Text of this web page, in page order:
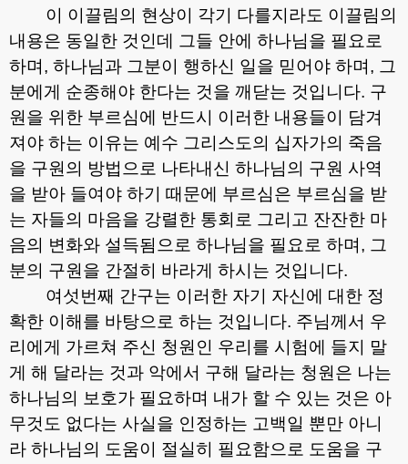
이 이끌림의 현상이 각기 다를지라도 이끌림의
내용은 동일한 것인데 그들 안에 하나님을 필요로
하며 , 하나님과 그분이 행하신 일을 믿어야 하며 , 그
분에게 순종해야 한다는 것을 깨닫는 것입니다. 구
원을 위한 부르심에 반드시 이러한 내용들이 담겨
져야 하는 이유는 예수 그리스도의 십자가의 죽음
을 구원의 방법으로 나타내신 하나님의 구원 사역
을 받아 들여야 하기 때문에 부르심은 부르심을 받
는 자들의 마음을 강렬한 통회로 그리고 잔잔한 마
음의 변화와 설득됨으로 하나님을 필요로 하며 , 그
분의 구원을 간절히 바라게 하시는 것입니다.
여섯번째 간구는 이러한 자기 자신에 대한 정
확한 이해를 바탕으로 하는 것입니다. 주님께서 우
리에게 가르쳐 주신 청원인 우리를 시험에 들지 말
게 해 달라는 것과 악에서 구해 달라는 청원은 나는
하나님의 보호가 필요하며 내가 할 수 있는 것은 아
무것도 없다는 사실을 인정하는 고백일 뿐만 아니
라 하나님의 도움이 절실히 필요함으로 도움을 구